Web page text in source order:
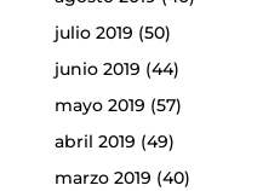
julio 2019 (50)
junio 2019 (44)
mayo 2019 (57)
abril 2019 (49)
marzo 2019 (40)